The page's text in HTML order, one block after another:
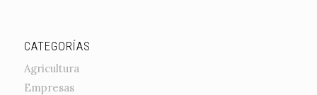
CATEGORÍAS
Agricultura
Empresas